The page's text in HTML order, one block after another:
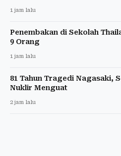
1 jam lalu
Penembakan di Sekolah
9 Orang
1 jam lalu
81 Tahun Tragedi Nagasaki,
Nuklir Menguat
2 jam lalu